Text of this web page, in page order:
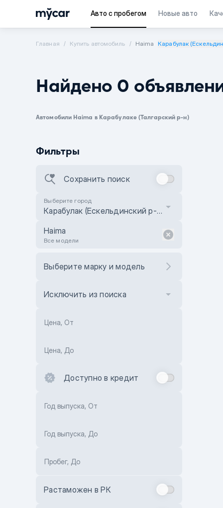
Авто с пробегом Новые авто
Главная Купить автомобиль Haima Карабулак
Найдено 0
Автомобили Haima в Карабулаке (Талгарский р-н)
Фильтры
Сохранить поиск
Выберите город
Карабулак (Ескельдинский р-н)
Haima
Все модели
Выберите марку и модель
Исключить из поиска
Цена, От
Цена, До
Доступно в кредит
Год выпуска, От
Год выпуска, До
Пробег, До
Растаможен в РК